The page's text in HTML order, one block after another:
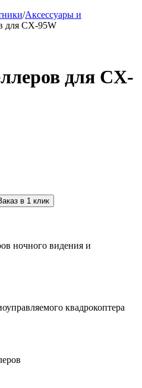
/Аксессуары и
для CX-95W
для CX-
в 1 клик
ночного видения и
квадрокоптера